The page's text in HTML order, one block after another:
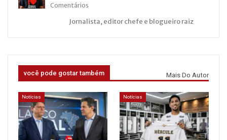
Comentários
Jornalista, editor chefe e blogueiro raiz
você pode gostar também Mais Do Autor
Notícias Notícias